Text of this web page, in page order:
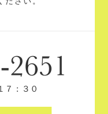
７：３０